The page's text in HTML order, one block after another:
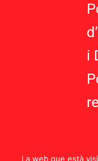
i
La web que està